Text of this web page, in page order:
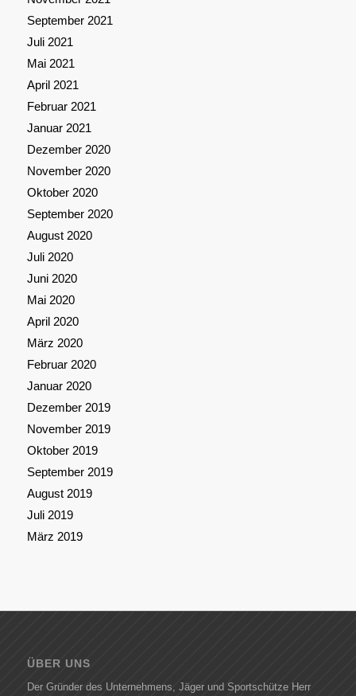
September 2021
Juli 2021
Mai 2021
April 2021
Februar 2021
Januar 2021
Dezember 2020
November 2020
Oktober 2020
September 2020
August 2020
Juli 2020
Juni 2020
Mai 2020
April 2020
März 2020
Februar 2020
Januar 2020
Dezember 2019
November 2019
Oktober 2019
September 2019
August 2019
Juli 2019
März 2019
ÜBER UNS
Der Gründer des Unternehmens, Jäger und Sportschütze Herr